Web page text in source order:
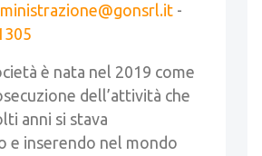
-
è nata nel 2019 come
dell’attività che
anni si stava
e inserendo nel mondo